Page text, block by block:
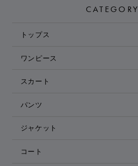
CATEGORY
トップス
ワンピース
スカート
パンツ
ジャケット
コート